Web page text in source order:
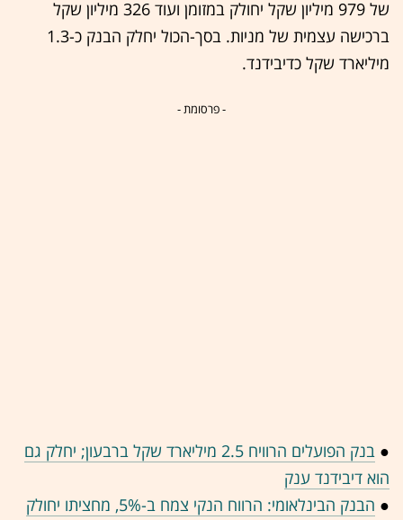
של 979 מיליון שקל יחולק במזומן ועוד 326 מיליון שקל
ברכישה עצמית של מניות. בסך-הכול יחלק הבנק כ-1.3
מיליארד שקל כדיבידנד.
- פרסומת -
●
בנק הפועלים הרוויח 2.5 מיליארד שקל ברבעון; יחלק גם
הוא דיבידנד ענק
●
הבנק הבינלאומי: הרווח הנקי צמח ב-5%, מחציתו יחולק